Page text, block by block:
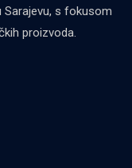
Sarajevu, s fokusom
proizvoda.